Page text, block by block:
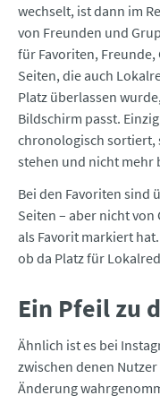
wechselt, ist dann im
von Freunden und
für Favoriten,
Seiten, die auch
Platz überlassen
Bildschirm passt.
chronologisch sortiert,
stehen und nicht mehr
Bei den Favoriten sind
Seiten – aber nicht
als Favorit markiert
ob da Platz für
Ein Pfeil zu
Ähnlich ist es bei
zwischen denen
Änderung